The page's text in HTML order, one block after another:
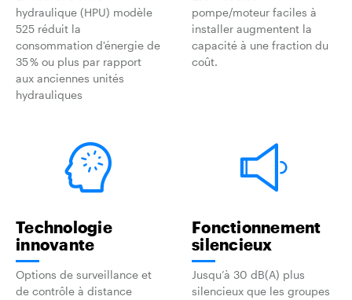
hydraulique (HPU) modèle
525 réduit la
consommation d'énergie de
35 % ou plus par rapport
aux anciennes unités
hydrauliques
pompe/moteur faciles à
installer augmentent la
capacité à une fraction du
coût.
Technologie
innovante
Options de surveillance et
de contrôle à distance
Fonctionnement
silencieux
Jusqu’à 30 dB(A) plus
silencieux que les groupes